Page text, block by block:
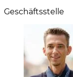
Geschäftsstelle